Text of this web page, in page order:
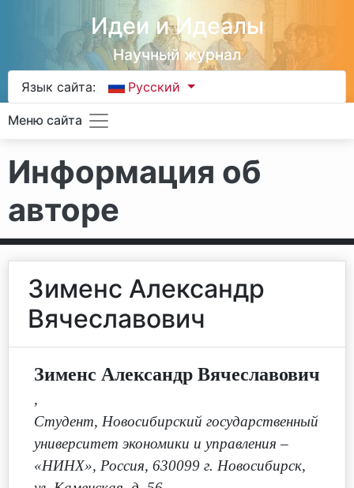
Идеи и Идеалы
Научный журнал
Язык сайта: Русский
Меню сайта
Информация об
авторе
Зименс Александр
Вячеславович
Зименс Александр Вячеславович
,
Студент, Новосибирский государственный
университет экономики и управления –
«НИНХ», Россия, 630099 г. Новосибирск,